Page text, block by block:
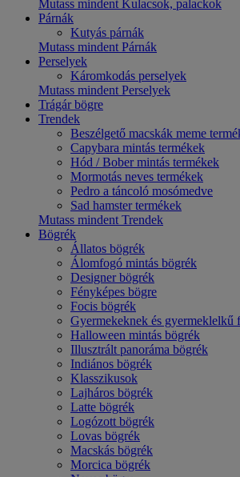
Mutass mindent Kulacsok, palackok
Párnák
Kutyás párnák
Mutass mindent Párnák
Perselyek
Káromkodás perselyek
Mutass mindent Perselyek
Trágár bögre
Trendek
Beszélgető macskák meme
Capybara mintás termékek
Hód / Bober mintás termékek
Mormotás neves termékek
Pedro a táncoló mosómedve
Sad hamster termékek
Mutass mindent Trendek
Bögrék
Állatos bögrék
Álomfogó mintás bögrék
Designer bögrék
Fényképes bögre
Focis bögrék
Gyermekeknek és gyermeklelkű
Halloween mintás bögrék
Illusztrált panoráma bögrék
Indiános bögrék
Klasszikusok
Lajháros bögrék
Latte bögrék
Logózott bögrék
Lovas bögrék
Macskás bögrék
Morcica bögrék